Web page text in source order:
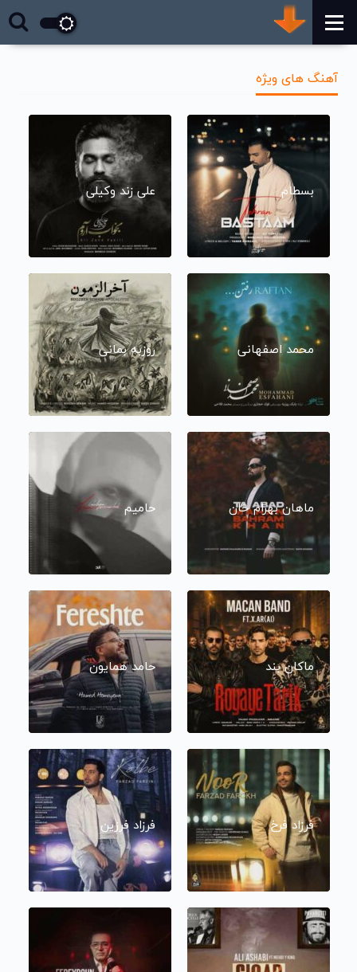
آهنگ های ویژه
بسطام علی زند وکیلی
محمد اصفهانی روزبه بمانی
ماهان بهرام خان حامیم
ماکان بند حامد همایون
فرزاد فرخ فرزاد فرزین